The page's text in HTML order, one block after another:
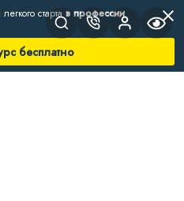
стартав профессии
бесплатно